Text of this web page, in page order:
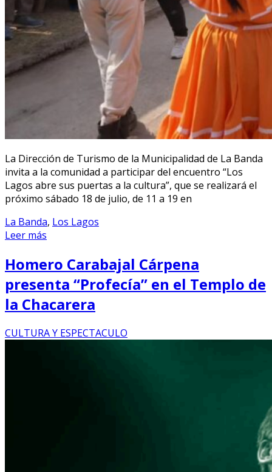
La Dirección de Turismo de la Municipalidad de La Banda
invita a la comunidad a participar del encuentro “Los
Lagos abre sus puertas a la cultura”, que se realizará el
próximo sábado 18 de julio, de 11 a 19 en
La Banda, Los Lagos
Leer más
Homero Carabajal Cárpena
presenta “Profecía” en el Templo de
la Chacarera
CULTURA Y ESPECTACULO